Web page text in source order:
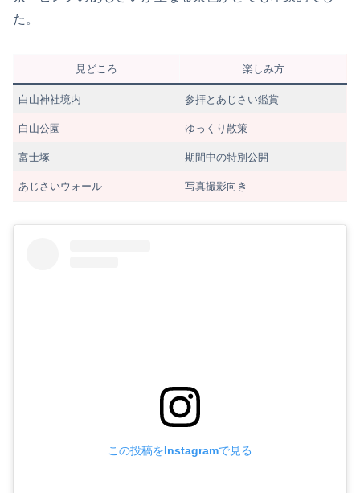
た。
見どころ 楽しみ方
白山神社境内 参拝とあじさい鑑賞
白山公園 ゆっくり散策
富士塚 期間中の特別公開
あじさいウォール 写真撮影向き
この投稿をInstagramで見る